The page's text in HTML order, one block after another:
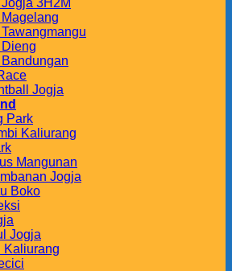
3H2M
Jogja
Park
Kaliurang
Mangunan
Jogja
Boko
Jogja
Kaliurang